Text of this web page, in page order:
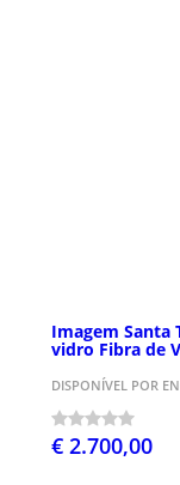
Imagem Santa
vidro Fibra de
DISPONÍVEL POR
€ 2.700,00